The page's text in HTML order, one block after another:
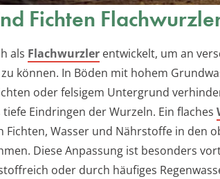
Fichten
als Flachwurzler entwickelt, um an
können. In Böden mit hohem
oder felsigem Untergrund
Eindringen der Wurzeln. Ein flaches
Fichten, Wasser und Nährstoffe in den
Diese Anpassung ist besonders
oder durch häufiges